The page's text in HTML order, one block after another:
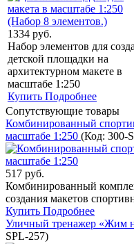
1334 руб.
Набор элементов для
детской площадки на
архитектурном макете в
масштабе 1:250
Купить Подробнее
Сопутствующие товары
Комбинированный
масштабе 1:250 (Код: 300-
517 руб.
Комбинированный
создания макетов
Купить Подробнее
Уличный тренажер «Жим
SPL-257)